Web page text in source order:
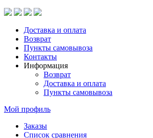
Доставка и оплата
Возврат
Пункты самовывоза
Контакты
Информация
Возврат
Доставка и оплата
Пункты самовывоза
Мой профиль
Заказы
Список сравнения